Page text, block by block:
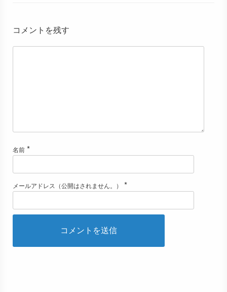
コメントを残す
名前 *
メールアドレス（公開はされません。） *